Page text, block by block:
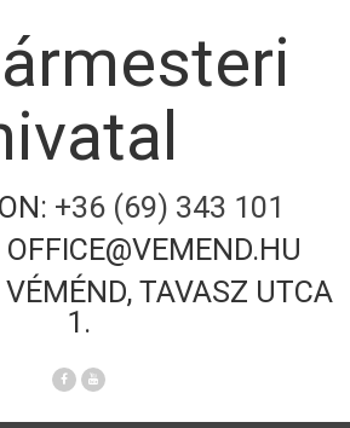
+36 (69) 343 101
TAVASZ UTCA
1.